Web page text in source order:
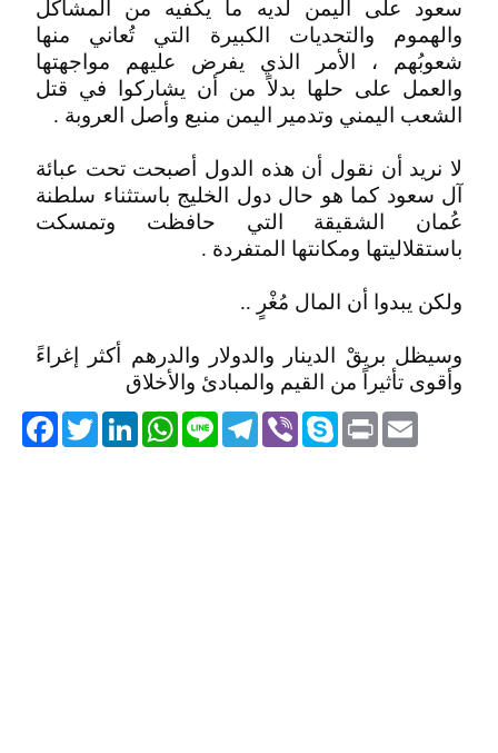
سعود على اليمن لديه ما يكفيه من المشاكل
والهموم والتحديات الكبيرة التي تُعاني منها
شعوبُهم ، الأمر الذي يفرض عليهم مواجهتها
والعمل على حلها بدلاً من أن يشاركوا في قتل
الشعب اليمني وتدمير اليمن منبع وأصل العروبة .
لا نريد أن نقول أن هذه الدول أصبحت تحت عبائة
آل سعود كما هو حال دول الخليج باستثناء سلطنة
عُمان الشقيقة التي حافظت وتمسكت
باستقلاليتها ومكانتها المتفردة .
ولكن يبدوا أن المال مُغْرٍ ..
وسيظل بريقْ الدينار والدولار والدرهم أكثر إغراءً
وأقوى تأثيراً من القيم والمبادئ والأخلاق
TwitterLinkedIn
WhatsApp Line
Telegram ViberSkype PrintEmail